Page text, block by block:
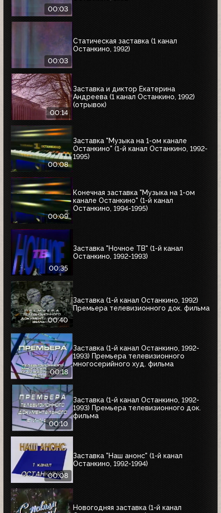
00:03
00:03
Статическая заставка (1 канал
Останкино, 1992)
00:14
Заставка и диктор Екатерина
Андреева (1 канал Останкино, 1992)
(отрывок)
00:08
Заставка "Музыка на 1-ом канале
Останкино" (1-й канал Останкино, 1992-
1995)
00:09
Конечная заставка "Музыка на 1-ом
канале Останкино" (1-й канал
Останкино, 1994-1995)
00:35
Заставка "Ночное ТВ" (1-й канал
Останкино, 1992-1993)
00:40
Заставка (1-й канал Останкино, 1992)
Премьера телевизионного док. фильма
00:18
Заставка (1-й канал Останкино, 1992-
1993) Премьера телевизионного
многосерийного худ. фильма
00:10
Заставка (1-й канал Останкино, 1992-
1993) Премьера телевизионного док.
фильма
00:08
Заставка "Наш анонс" (1-й канал
Останкино, 1992-1994)
Новогодняя заставка (1-й канал